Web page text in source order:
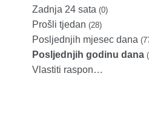
Zadnja 24 sata (0)
Prošli tjedan (28)
Posljednjih mjesec dana
Posljednjih godinu dana
Vlastiti raspon…